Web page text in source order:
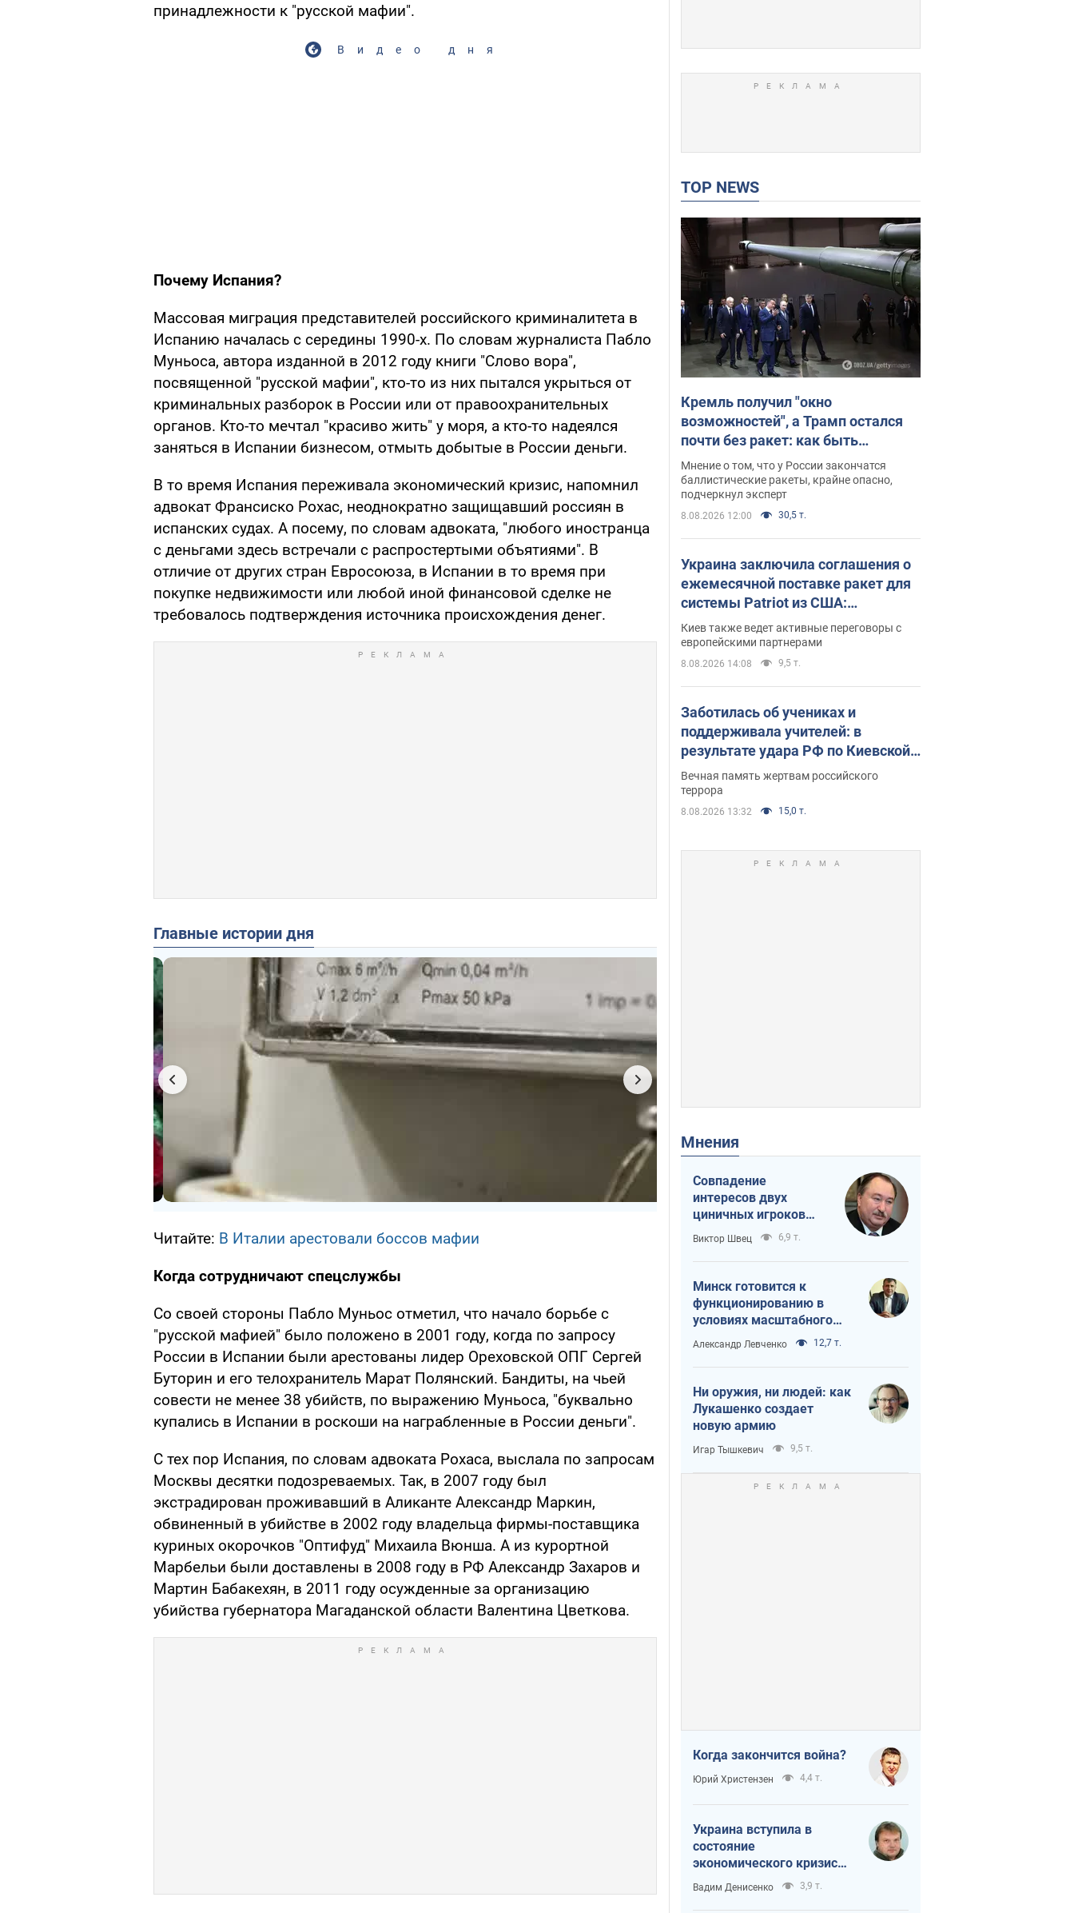
принадлежности к "русской мафии".
Видео дня
Почему Испания?
Массовая миграция представителей российского криминалитета в
Испанию началась с середины 1990-х. По словам журналиста Пабло
Муньоса, автора изданной в 2012 году книги "Слово вора",
посвященной "русской мафии", кто-то из них пытался укрыться от
криминальных разборок в России или от правоохранительных
органов. Кто-то мечтал "красиво жить" у моря, а кто-то надеялся
заняться в Испании бизнесом, отмыть добытые в России деньги.
В то время Испания переживала экономический кризис, напомнил
адвокат Франсиско Рохас, неоднократно защищавший россиян в
испанских судах. А посему, по словам адвоката, "любого иностранца
с деньгами здесь встречали с распростертыми объятиями". В
отличие от других стран Евросоюза, в Испании в то время при
покупке недвижимости или любой иной финансовой сделке не
требовалось подтверждения источника происхождения денег.
Главные истории дня
Читайте: В Италии арестовали боссов мафии
Когда сотрудничают спецслужбы
Со своей стороны Пабло Муньос отметил, что начало борьбе с
"русской мафией" было положено в 2001 году, когда по запросу
России в Испании были арестованы лидер Ореховской ОПГ Сергей
Буторин и его телохранитель Марат Полянский. Бандиты, на чьей
совести не менее 38 убийств, по выражению Муньоса, "буквально
купались в Испании в роскоши на награбленные в России деньги".
С тех пор Испания, по словам адвоката Рохаса, выслала по запросам
Москвы десятки подозреваемых. Так, в 2007 году был
экстрадирован проживавший в Аликанте Александр Маркин,
обвиненный в убийстве в 2002 году владельца фирмы-поставщика
куриных окорочков "Оптифуд" Михаила Вюнша. А из курортной
Марбельи были доставлены в 2008 году в РФ Александр Захаров и
Мартин Бабакехян, в 2011 году осужденные за организацию
убийства губернатора Магаданской области Валентина Цветкова.
TOP NEWS
Кремль получил "окно
возможностей", а Трамп остался
почти без ракет: как быть
Украине? Интервью с Мельником
Мнение о том, что у России закончатся
баллистические ракеты, крайне опасно,
подчеркнул эксперт
8.08.2026 12:00 30,5 т.
Украина заключила соглашения о
ежемесячной поставке ракет для
системы Patriot из США:
Зеленский раскрыл подробности
Киев также ведет активные переговоры с
европейскими партнерами
8.08.2026 14:08 9,5 т.
Заботилась об учениках и
поддерживала учителей: в
результате удара РФ по Киевской
области погибли директор
киевского лицея, её муж и внук
Вечная память жертвам российского
террора
8.08.2026 13:32 15,0 т.
Мнения
Совпадение
интересов двух
циничных игроков
или тайный план
Трампа и Путина?
Виктор Швец 6,9 т.
Минск готовится к
функционированию в
условиях масштабного
военного кризиса
Александр Левченко 12,7 т.
Ни оружия, ни людей: как
Лукашенко создает
новую армию
Игар Тышкевич 9,5 т.
Когда закончится война?
Юрий Христензен 4,4 т.
Украина вступила в
состояние
экономического кризиса.
Есть ли свет в конце
туннеля?
Вадим Денисенко 3,9 т.